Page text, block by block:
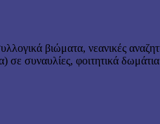
βιώματα, νεανικές
συναυλίες, φοιτητικά